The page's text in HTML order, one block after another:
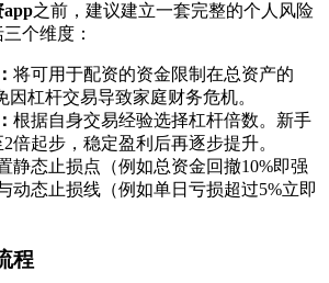
app之前，建议建立一套完整的个人风险
个维度：
将可用于配资的资金限制在总资产的
因杠杆交易导致家庭财务危机。
根据自身交易经验选择杠杆倍数。新手
倍起步，稳定盈利后再逐步提升。
静态止损点（例如总资金回撤10%即强
动态止损线（例如单日亏损超过5%立即
程